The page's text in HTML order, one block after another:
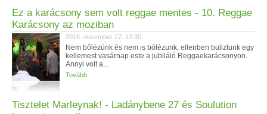
Ez a karácsony sem volt reggae mentes - 10. Reggae
Karácsony az moziban
2016. december 27. 13:30
Nem bőlézünk és nem is bólézunk, ellenben buliztunk egy
kellemest vasárnap este a jubiláló Reggaekarácsonyon.
Annyi volt a...
Tovább
Tisztelet Marleynak! - Ladánybene 27 és Soulution